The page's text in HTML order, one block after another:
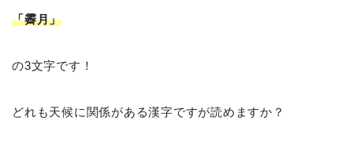
「霽月」
の3文字です！
どれも天候に関係がある漢字ですが読めますか？